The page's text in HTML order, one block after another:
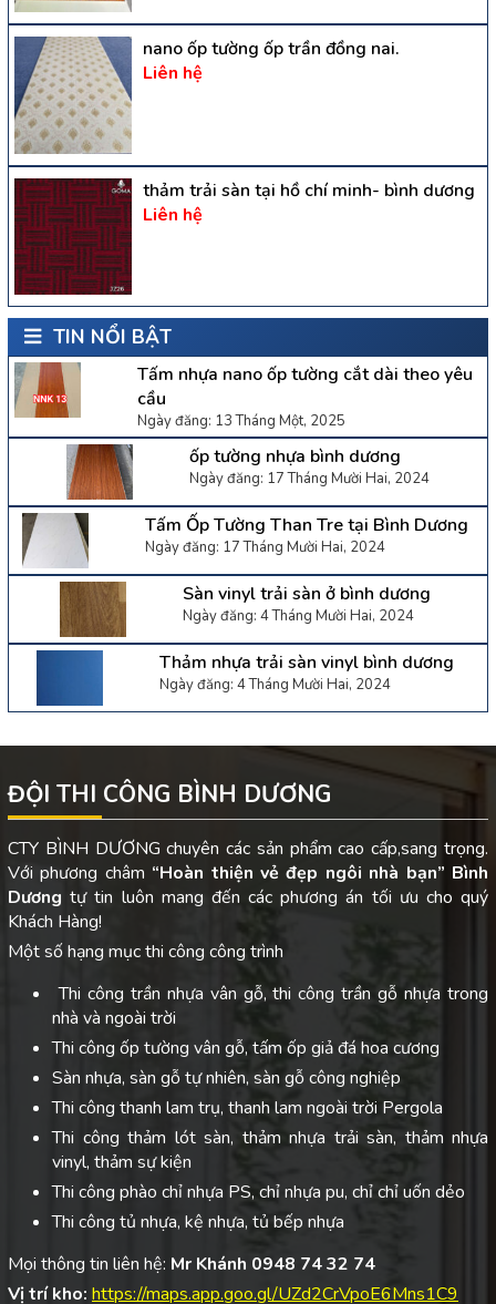
nano ốp tường ốp trần đồng nai.
Liên hệ
thảm trải sàn tại hồ chí minh- bình dương
Liên hệ
TIN NỔI BẬT
Tấm nhựa nano ốp tường cắt dài theo yêu
cầu
Ngày đăng: 13 Tháng Một, 2025
ốp tường nhựa bình dương
Ngày đăng: 17 Tháng Mười Hai, 2024
Tấm Ốp Tường Than Tre tại Bình Dương
Ngày đăng: 17 Tháng Mười Hai, 2024
Sàn vinyl trải sàn ở bình dương
Ngày đăng: 4 Tháng Mười Hai, 2024
Thảm nhựa trải sàn vinyl bình dương
Ngày đăng: 4 Tháng Mười Hai, 2024
ĐỘI THI CÔNG BÌNH DƯƠNG
CTY BÌNH DƯƠNG chuyên các sản phẩm cao cấp,sang trọng.
Với phương châm “Hoàn thiện vẻ đẹp ngôi nhà bạn” Bình
Dươngtự tin luôn mang đến các phương án tối ưu cho quý
Khách Hàng!
Một số hạng mục thi công công trình
Thi công trần nhựa vân gỗ, thi công trần gỗ nhựa trong
nhà và ngoài trời
Thi công ốp tường vân gỗ, tấm ốp giả đá hoa cương
Sàn nhựa, sàn gỗ tự nhiên, sàn gỗ công nghiệp
Thi công thanh lam trụ, thanh lam ngoài trời Pergola
Thi công thảm lót sàn, thảm nhựa trải sàn, thảm nhựa
vinyl, thảm sự kiện
Thi công phào chỉ nhựa PS, chỉ nhựa pu, chỉ chỉ uốn dẻo
Thi công tủ nhựa, kệ nhựa, tủ bếp nhựa
Mọi thông tin liên hệ: Mr Khánh 0948 74 32 74
Vị trí kho: https://maps.app.goo.gl/UZd2CrVpoE6Mns1C9